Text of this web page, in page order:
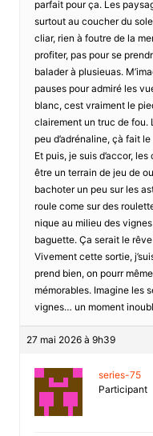
parfait pour ça. Les
surtout au coucher du
cliar, rien à foutre de la
profiter, pas pour se
balader à plusieuas.
pauses pour admiré les
blanc, cest vraiment le
clairement un truc de fou.
peu d’adrénaline, çà fait
Et puis, je suis d’accor,
être un terrain de jeu de
bachoter un peu sur les
roule come sur des
nique au milieu des
baguette. Ça serait le
Vivement cette sortie,
prend bien, on pourr
mémorables. Imagine les
vignes… un moment
27 mai 2026 à 9h39
series-75
Participant